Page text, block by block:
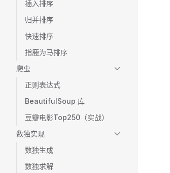
插入排序
归并排序
快速排序
指鹿为马排序
爬虫
正则表达式
BeautifulSoup 库
豆瓣电影Top250（实战）
数独实现
数独生成
数独求解